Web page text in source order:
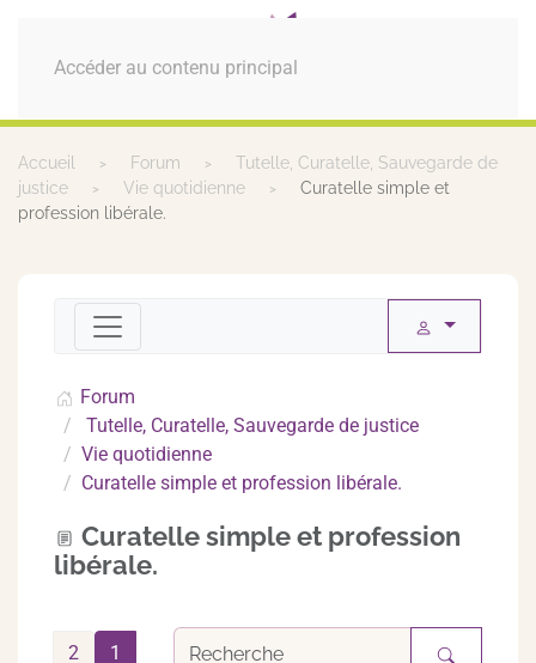
Accéder au contenu principal
MENU
Accueil Forum
Tutelle, Curatelle, Sauvegarde de
justice
Vie quotidienne
Curatelle simple et
profession libérale.
Forum
Tutelle, Curatelle, Sauvegarde de justice
Vie quotidienne
Curatelle simple et profession libérale.
Curatelle simple et profession
libérale.
1
2